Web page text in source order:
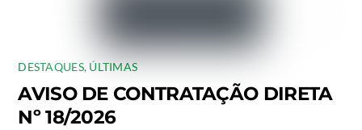
DESTAQUES, ÚLTIMAS
AVISO DE CONTRATAÇÃO DIRETA
Nº 18/2026